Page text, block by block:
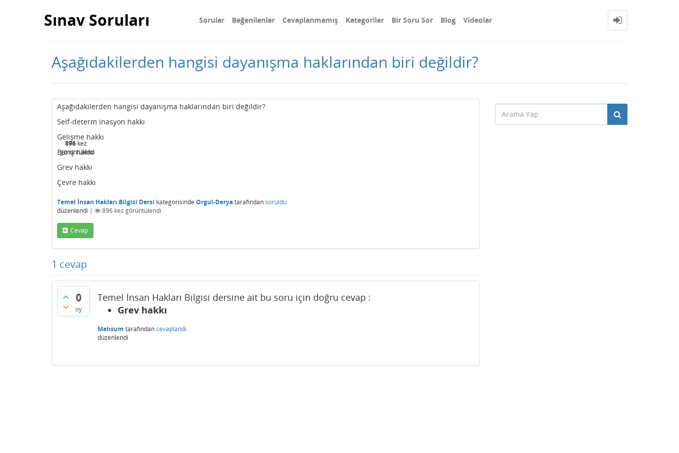
Sınav Soruları Sorular Beğenilenler Cevaplanmamış Kategoriler Bir Soru Sor Blog Videolar
Aşağıdakilerden hangisi dayanışma haklarından biri değildir?
896 kez
görüntülendi
Aşağıdakilerden hangisi dayanışma haklarından biri değildir?
Self-determ inasyon hakkı
Gelişme hakkı
Barış hakkı
Grev hakkı
Çevre hakkı
Temel İnsan Hakları Bilgisi Dersi kategorisinde Orgul-Deryatarafındansoruldu
düzenlendi | 896 kez görüntülendi
Cevap
1 cevap
0
oy
Temel İnsan Hakları Bilgisi dersine ait bu soru için doğru cevap :
Grev hakkı
Mahsum tarafındancevaplandı
düzenlendi